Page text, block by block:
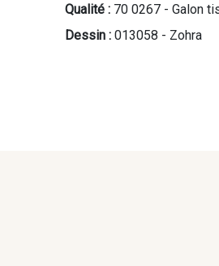
Qualité : 70 0267 - Galon
Dessin : 013058 - Zohra